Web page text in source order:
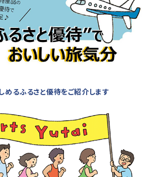
るふるさと優待をご紹介します